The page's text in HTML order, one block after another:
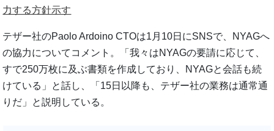
力する方針示す
テザー社のPaolo Ardoino CTOは1月10日にSNSで、NYAGへ
の協力についてコメント。「我々はNYAGの要請に応じて、
すで250万枚に及ぶ書類を作成しており、NYAGと会話も続
けている」と話し、「15日以降も、テザー社の業務は通常通
りだ」と説明している。